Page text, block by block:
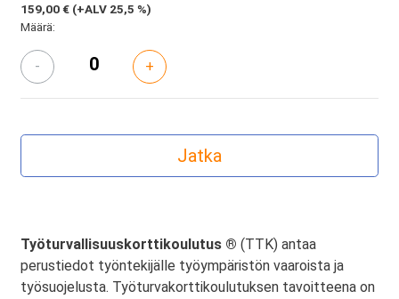
159,00 € (+ALV 25,5 %)
Määrä:
- +
Työturvallisuuskorttikoulutus ® (TTK) antaa
perustiedot työntekijälle työympäristön vaaroista ja
työsuojelusta. Työturvakorttikoulutuksen tavoitteena on